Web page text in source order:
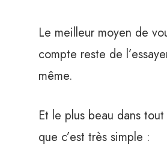
Le meilleur moyen de
compte reste de
même.
Et le plus beau dans tout
que c’est très simple :